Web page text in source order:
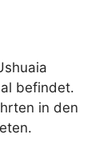
befindet.
in den